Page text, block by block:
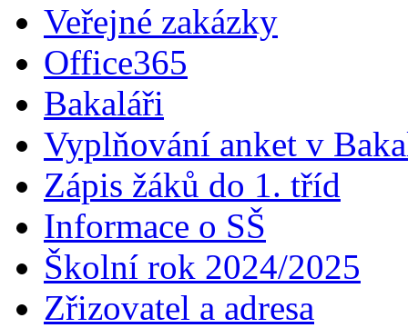
Veřejné zakázky
Office365
Bakaláři
Vyplňování anket v
Zápis žáků do 1. tříd
Informace o SŠ
Školní rok 2024/2025
Zřizovatel a adresa